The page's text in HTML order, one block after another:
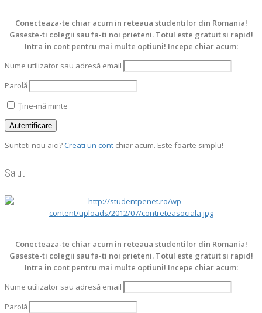
Conecteaza-te chiar acum in reteaua studentilor din Romania!
Gaseste-ti colegii sau fa-ti noi prieteni. Totul este gratuit si rapid!
Intra in cont pentru mai multe optiuni! Incepe chiar acum:
Nume utilizator sau adresă email
Parolă
Ține-mă minte
Sunteti nou aici?Creati un cont chiar acum. Este foarte simplu!
Salut
Conecteaza-te chiar acum in reteaua studentilor din Romania!
Gaseste-ti colegii sau fa-ti noi prieteni. Totul este gratuit si rapid!
Intra in cont pentru mai multe optiuni! Incepe chiar acum:
Nume utilizator sau adresă email
Parolă